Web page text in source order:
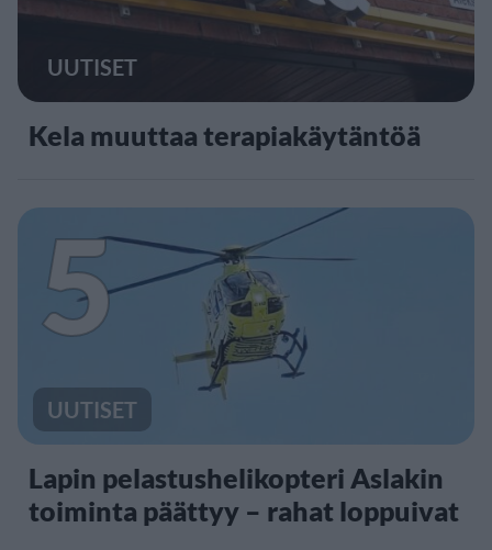
UUTISET
Kela muuttaa terapiakäytäntöä
5
UUTISET
Lapin pelastushelikopteri Aslakin
toiminta päättyy – rahat loppuivat